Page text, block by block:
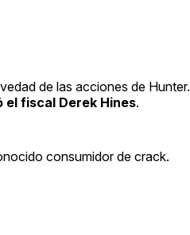
de las acciones de Hunter.
el fiscal Derek Hines.
consumidor de crack.